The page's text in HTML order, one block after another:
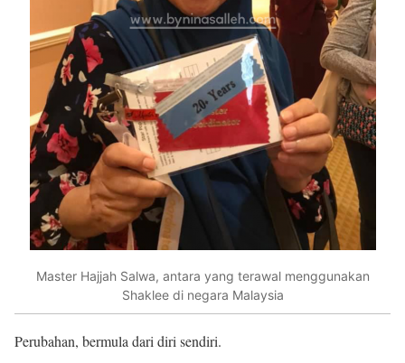
Master Hajjah Salwa, antara yang terawal menggunakan
Shaklee di negara Malaysia
Perubahan, bermula dari diri sendiri.